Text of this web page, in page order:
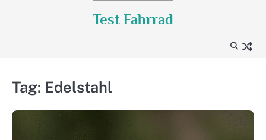
Test Fahrrad
Tag: Edelstahl